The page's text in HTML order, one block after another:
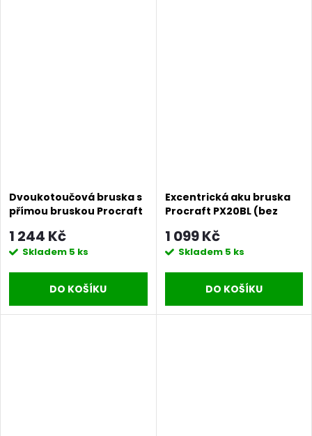
Dvoukotoučová bruska s
přímou bruskou Procraft
1 244 Kč
Skladem 5 ks
DO KOŠÍKU
Excentrická aku bruska
Procraft PX20BL (bez
PX20BLbb
1 099 Kč
Skladem 5 ks
DO KOŠÍKU